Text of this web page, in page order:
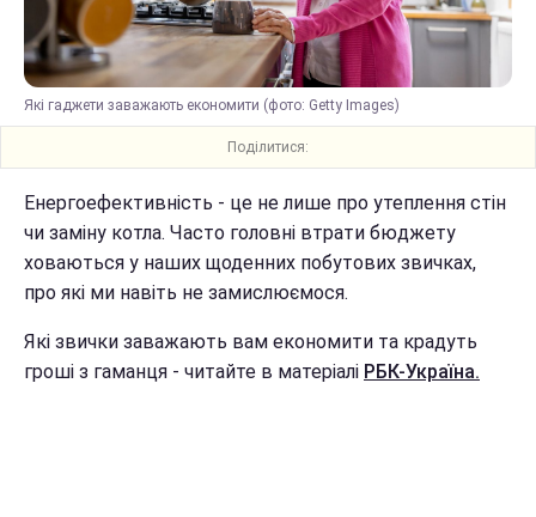
Які гаджети заважають економити (фото: Getty Images)
Поділитися:
Енергоефективність - це не лише про утеплення стін
чи заміну котла. Часто головні втрати бюджету
ховаються у наших щоденних побутових звичках,
про які ми навіть не замислюємося.
Які звички заважають вам економити та крадуть
гроші з гаманця - читайте в матеріалі РБК-Україна.